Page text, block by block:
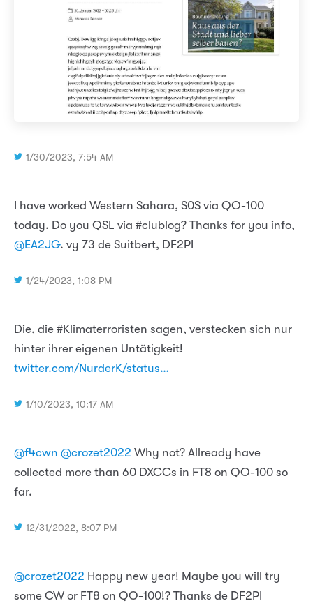
1/30/2023, 7:54 AM
I have worked Western Sahara, S0S via QO-100
today. Do you QSL via #clublog? Thanks for you info,
@EA2JG. vy 73 de Suitbert, DF2PI
1/24/2023, 1:08 PM
Die, die #Klimaterroristen sagen, verstecken sich nur
hinter ihrer eigenen Untätigkeit!
twitter.com/NurderK/status…
1/10/2023, 10:17 AM
@f4cwn @crozet2022 Why not? Allready have
collected more than 60 DXCCs in FT8 on QO-100 so
far.
12/31/2022, 8:07 PM
@crozet2022 Happy new year! Maybe you will try
some CW or FT8 on QO-100!? Thanks de DF2PI